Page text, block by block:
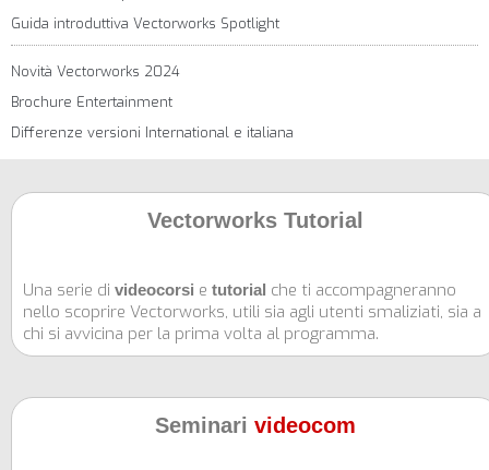
Guida introduttiva Vectorworks Spotlight
Novità Vectorworks 2024
Brochure Entertainment
Differenze versioni International e italiana
Vectorworks Tutorial
Una serie di videocorsi e tutorial che ti accompagneranno
nello scoprire Vectorworks, utili sia agli utenti smaliziati, sia a
chi si avvicina per la prima volta al programma.
Seminari videocom